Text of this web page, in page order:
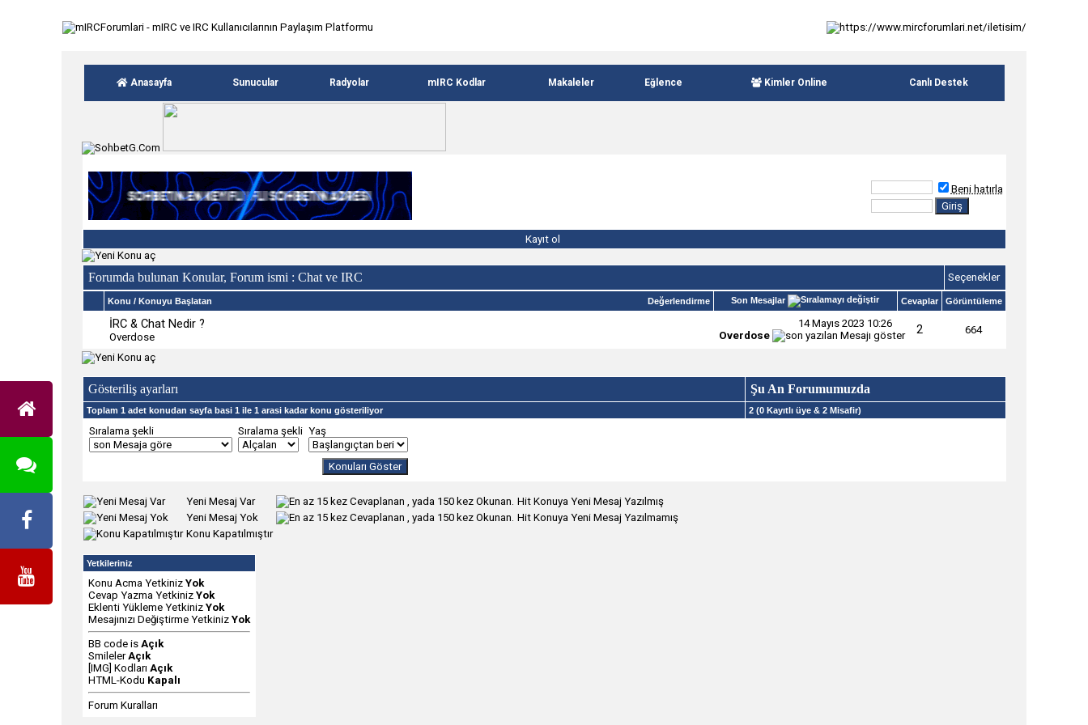
Anasayfa Sunucular Radyolar mIRC Kodlar Makaleler Eğlence Kimler Online Canlı Destek
Beni hatırla
Kayıt ol
Forumda bulunan Konular, Forum ismi : Chat ve IRC Seçenekler
Değerlendirme
Konu / Konuyu Başlatan Son Mesajlar Cevaplar Görüntüleme
İRC & Chat Nedir ?
Overdose
14 Mayıs 2023 10:26
Overdose
2 664
Gösteriliş ayarları Şu An Forumumuzda
Toplam 1 adet konudan sayfa basi 1 ile 1 arasi kadar konu gösteriliyor 2 (0 Kayıtlı üye & 2 Misafir)
Sıralama şekli Sıralama şekli Yaş
Yeni Mesaj Var
Hit Konuya Yeni Mesaj Yazılmış
Yeni Mesaj Yok
Hit Konuya Yeni Mesaj Yazılmamış
Konu Kapatılmıştır
Yetkileriniz
Konu Acma Yetkiniz Yok
Cevap Yazma Yetkiniz Yok
Eklenti Yükleme Yetkiniz Yok
Mesajınızı Değiştirme Yetkiniz Yok
BB codeis Açık
Smileler Açık
[IMG] Kodları Açık
HTML-Kodu Kapalı
Forum Kuralları